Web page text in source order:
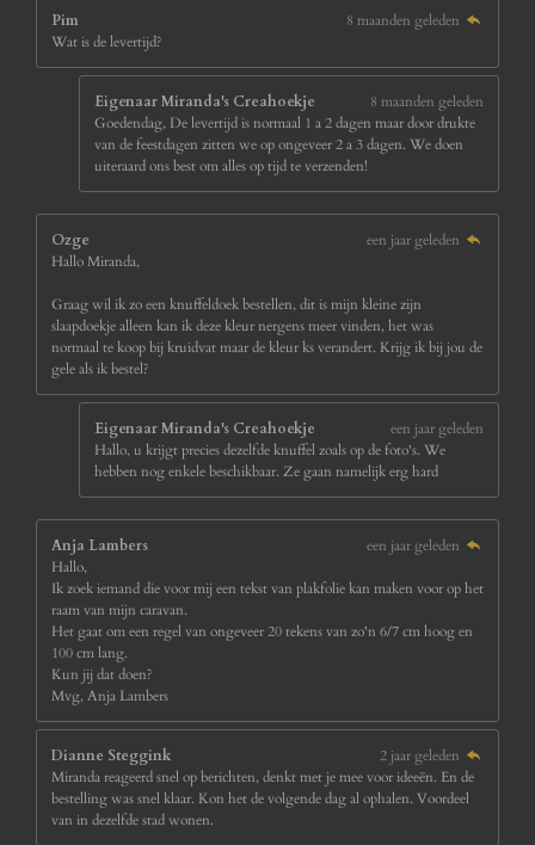
Pim
8 maanden geleden
Wat is de levertijd?
Eigenaar Miranda's Creahoekje
8 maanden geleden
Goedendag, De levertijd is normaal 1 a 2 dagen maar door drukte
van de feestdagen zitten we op ongeveer 2 a 3 dagen. We doen
uiteraard ons best om alles op tijd te verzenden!
Ozge
een jaar geleden
Hallo Miranda,
Graag wil ik zo een knuffeldoek bestellen, dit is mijn kleine zijn
slaapdoekje alleen kan ik deze kleur nergens meer vinden, het was
normaal te koop bij kruidvat maar de kleur ks verandert. Krijg ik bij jou de
gele als ik bestel?
Eigenaar Miranda's Creahoekje
een jaar geleden
Hallo, u krijgt precies dezelfde knuffel zoals op de foto's. We
hebben nog enkele beschikbaar. Ze gaan namelijk erg hard
Anja Lambers
een jaar geleden
Hallo,
Ik zoek iemand die voor mij een tekst van plakfolie kan maken voor op het
raam van mijn caravan.
Het gaat om een regel van ongeveer 20 tekens van zo'n 6/7 cm hoog en
100 cm lang.
Kun jij dat doen?
Mvg, Anja Lambers
Dianne Steggink
2 jaar geleden
Miranda reageerd snel op berichten, denkt met je mee voor ideeën. En de
bestelling was snel klaar. Kon het de volgende dag al ophalen. Voordeel
van in dezelfde stad wonen.